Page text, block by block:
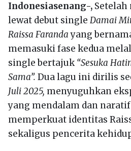
Indonesiasenang-,
lewat debut single Damai
Raissa Farandayang
memasuki fase kedua
single bertajuk“Sesuka
Sama”. Dua lagu ini dirilis
Juli 2025, menyuguhkan
yang mendalam dan
memperkuat identitas
sekaligus pencerita